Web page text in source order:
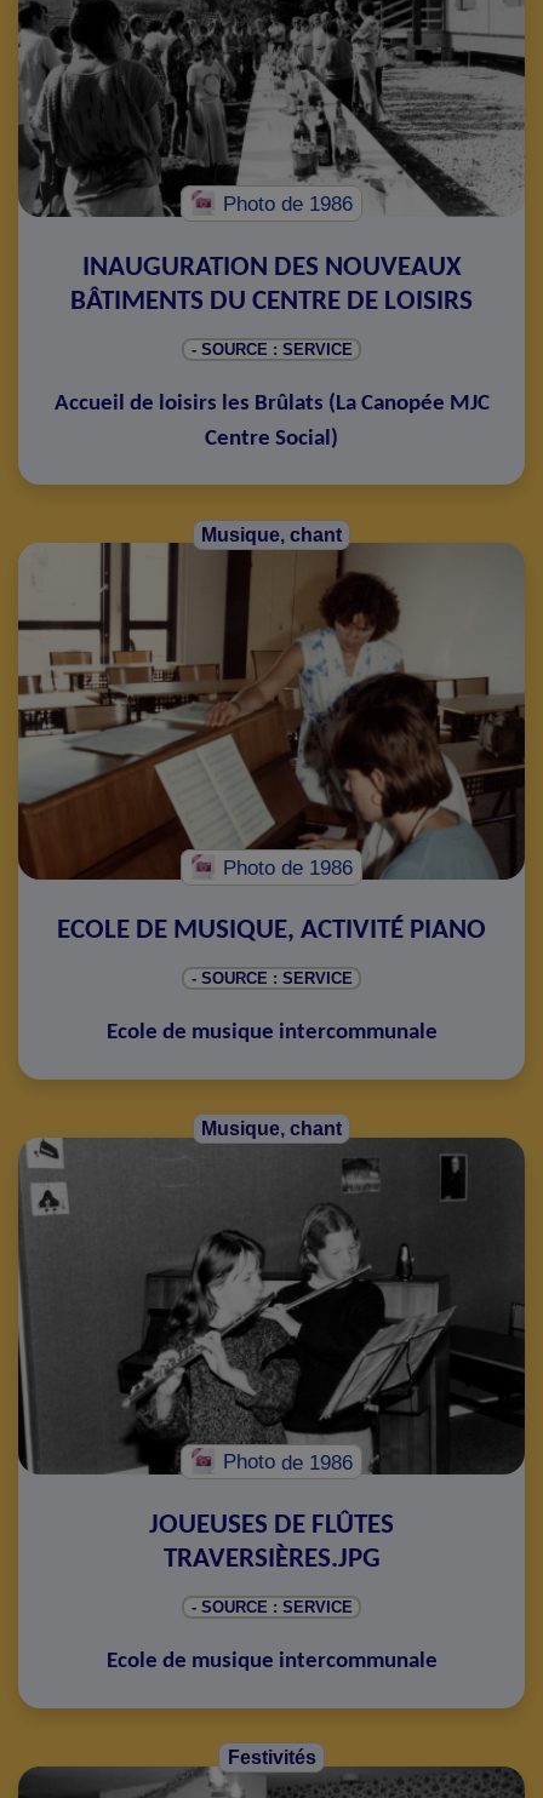
Photo de 1986
INAUGURATION DES NOUVEAUX
BÂTIMENTS DU CENTRE DE LOISIRS
- SOURCE : SERVICE
Accueil de loisirs les Brûlats (La Canopée MJC
Centre Social )
Musique, chant
Photo de 1986
ECOLE DE MUSIQUE, ACTIVITÉ PIANO
- SOURCE : SERVICE
Ecole de musique intercommunale
Musique, chant
Photo de 1986
JOUEUSES DE FLÛTES
TRAVERSIÈRES.JPG
- SOURCE : SERVICE
Ecole de musique intercommunale
Festivités